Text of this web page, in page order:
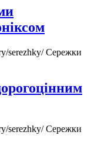
serezhky/Сережки
serezhky/Сережки